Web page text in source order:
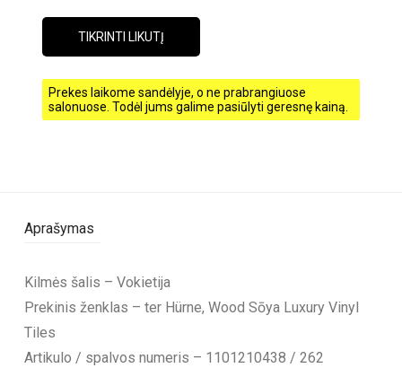
TIKRINTI LIKUTĮ
Prekes laikome sandėlyje, o ne prabrangiuose
salonuose. Todėl jums galime pasiūlyti geresnę kainą.
Aprašymas
Kilmės šalis – Vokietija
Prekinis ženklas – ter Hürne, Wood Sōya Luxury Vinyl
Tiles
Artikulo / spalvos numeris – 1101210438 / 262